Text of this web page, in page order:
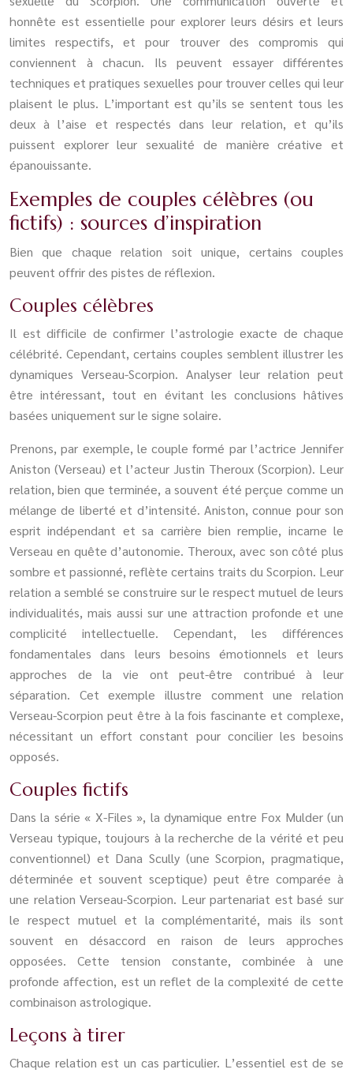
honnête est essentielle pour explorer leurs désirs et leurs
limites respectifs, et pour trouver des compromis qui
conviennent à chacun. Ils peuvent essayer différentes
techniques et pratiques sexuelles pour trouver celles qui leur
plaisent le plus. L’important est qu’ils se sentent tous les
deux à l’aise et respectés dans leur relation, et qu’ils
puissent explorer leur sexualité de manière créative et
épanouissante.
Exemples de couples célèbres (ou
fictifs) : sources d’inspiration
Bien que chaque relation soit unique, certains couples
peuvent offrir des pistes de réflexion.
Couples célèbres
Il est difficile de confirmer l’astrologie exacte de chaque
célébrité. Cependant, certains couples semblent illustrer les
dynamiques Verseau-Scorpion. Analyser leur relation peut
être intéressant, tout en évitant les conclusions hâtives
basées uniquement sur le signe solaire.
Prenons, par exemple, le couple formé par l’actrice Jennifer
Aniston (Verseau) et l’acteur Justin Theroux (Scorpion). Leur
relation, bien que terminée, a souvent été perçue comme un
mélange de liberté et d’intensité. Aniston, connue pour son
esprit indépendant et sa carrière bien remplie, incarne le
Verseau en quête d’autonomie. Theroux, avec son côté plus
sombre et passionné, reflète certains traits du Scorpion. Leur
relation a semblé se construire sur le respect mutuel de leurs
individualités, mais aussi sur une attraction profonde et une
complicité intellectuelle. Cependant, les différences
fondamentales dans leurs besoins émotionnels et leurs
approches de la vie ont peut-être contribué à leur
séparation. Cet exemple illustre comment une relation
Verseau-Scorpion peut être à la fois fascinante et complexe,
nécessitant un effort constant pour concilier les besoins
opposés.
Couples fictifs
Dans la série « X-Files », la dynamique entre Fox Mulder (un
Verseau typique, toujours à la recherche de la vérité et peu
conventionnel) et Dana Scully (une Scorpion, pragmatique,
déterminée et souvent sceptique) peut être comparée à
une relation Verseau-Scorpion. Leur partenariat est basé sur
le respect mutuel et la complémentarité, mais ils sont
souvent en désaccord en raison de leurs approches
opposées. Cette tension constante, combinée à une
profonde affection, est un reflet de la complexité de cette
combinaison astrologique.
Leçons à tirer
Chaque relation est un cas particulier. L’essentiel est de se